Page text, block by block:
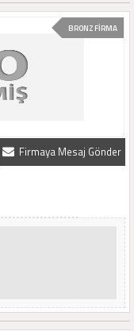
BRONZ FİRMA
Firmaya Mesaj Gönder